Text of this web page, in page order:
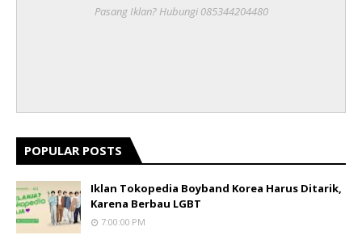
Pasang Iklan? Hubungi 085344204480
POPULAR POSTS
Iklan Tokopedia Boyband Korea Harus Ditarik,
Karena Berbau LGBT
7:00:00 PM